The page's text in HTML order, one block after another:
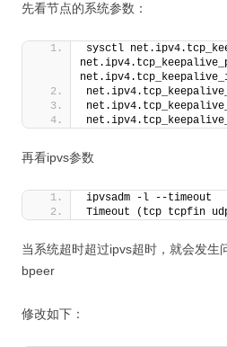
先看节点的系统参数：
sysctl
再看ipvs参数
ipvsadm -l --timeout
Timeout (tcp tcpfin
当系统超时超过ipvs超时，就会发生
bpeer
修改如下：